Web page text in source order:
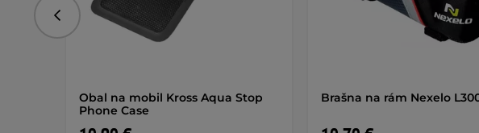
Obal na mobil Kross Aqua Stop
Phone Case
Brašna na rám Nexelo
Predchádzajúce